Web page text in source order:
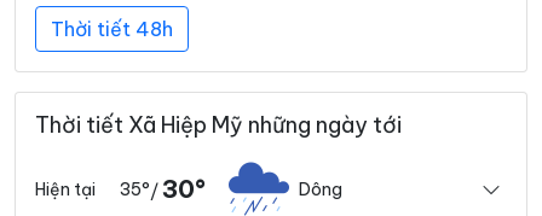
Thời tiết 48h
Thời tiết Xã Hiệp Mỹ những ngày tới
Hiện tại 35°/ 30° Dông